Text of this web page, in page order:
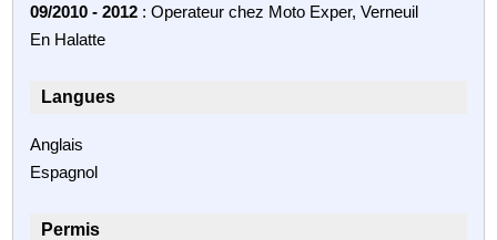
09/2010 - 2012 : Operateur chez Moto Exper, Verneuil
En Halatte
Langues
Anglais
Espagnol
Permis